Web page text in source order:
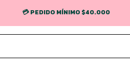
💳 PEDIDO MÍNIMO $40.000